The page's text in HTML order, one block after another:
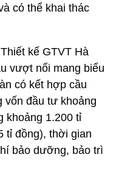
có thể khai thác
kế GTVT Hà
vượt nổi mang biểu
có kết hợp cầu
vốn đầu tư khoảng
khoảng 1.200 tỉ
tỉ đồng), thời gian
bảo dưỡng, bảo trì